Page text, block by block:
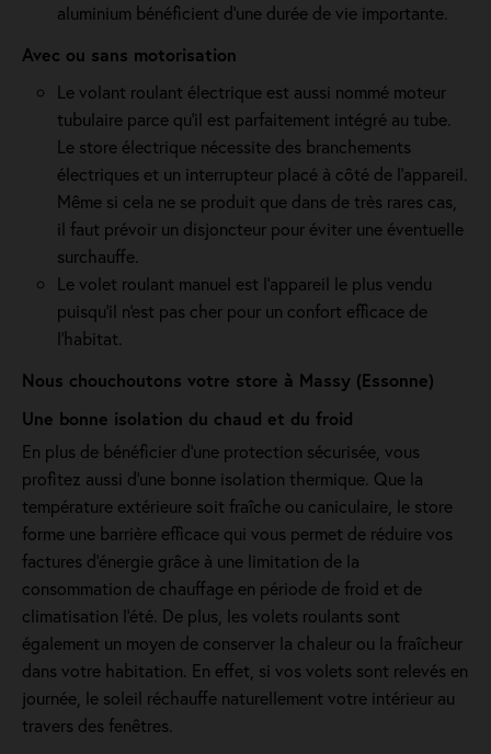
aluminium bénéficient d'une durée de vie importante.
Avec ou sans motorisation
Le volant roulant électrique est aussi nommé moteur
tubulaire parce qu'il est parfaitement intégré au tube.
Le store électrique nécessite des branchements
électriques et un interrupteur placé à côté de l'appareil.
Même si cela ne se produit que dans de très rares cas,
il faut prévoir un disjoncteur pour éviter une éventuelle
surchauffe.
Le volet roulant manuel est l'appareil le plus vendu
puisqu'il n'est pas cher pour un confort efficace de
l'habitat.
Nous chouchoutons votre store à Massy (Essonne)
Une bonne isolation du chaud et du froid
En plus de bénéficier d'une protection sécurisée, vous
profitez aussi d'une bonne isolation thermique. Que la
température extérieure soit fraîche ou caniculaire, le store
forme une barrière efficace qui vous permet de réduire vos
factures d’énergie grâce à une limitation de la
consommation de chauffage en période de froid et de
climatisation l’été. De plus, les volets roulants sont
également un moyen de conserver la chaleur ou la fraîcheur
dans votre habitation. En effet, si vos volets sont relevés en
journée, le soleil réchauffe naturellement votre intérieur au
travers des fenêtres.